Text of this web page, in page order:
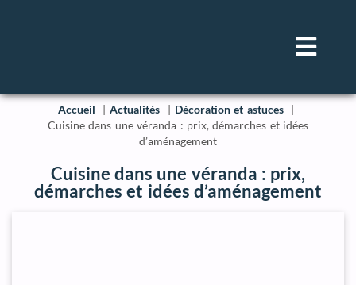
Accueil Actualités
Décoration et astuces
Cuisine dans une véranda : prix, démarches et idées
d’aménagement
Cuisine dans une véranda : prix,
démarches et idées d’aménagement